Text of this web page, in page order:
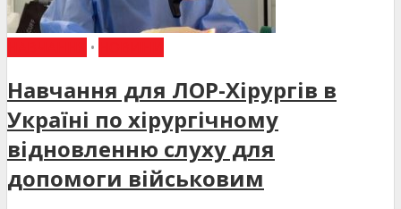
•
Навчання для ЛОР-Хірургів в
Україні по хірургічному
відновленню слуху для
допомоги військовим